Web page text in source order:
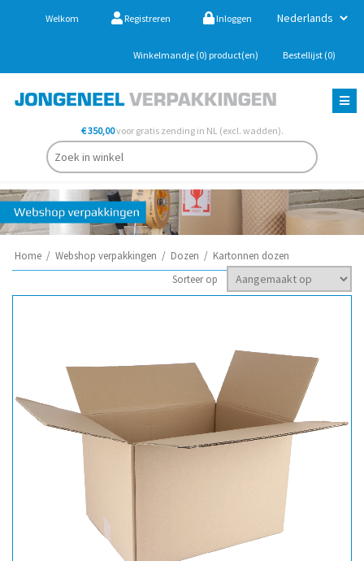
Welkom Registreren Inloggen
Winkelmandje (0) product(en) Bestellijst (0)
€ 350,00voor gratis zending in NL (excl. wadden).
Home / Webshop verpakkingen / Dozen / Kartonnen dozen
Sorteer op